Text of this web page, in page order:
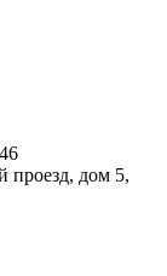
проезд, дом 5,